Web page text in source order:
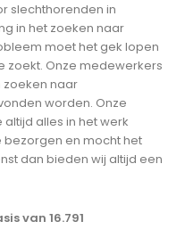
slechthorenden in
in het zoeken naar
moet het gek lopen
zoekt. Onze medewerkers
zoeken naar
worden. Onze
alles in het werk
bezorgen en mocht het
dan bieden wij altijd een
van 16.791